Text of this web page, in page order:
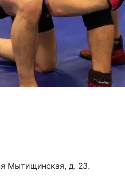
я Мытищинская, д. 23.